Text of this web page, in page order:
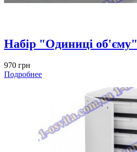
Набір "Одиниці об'єму"
970 грн
Подробнее